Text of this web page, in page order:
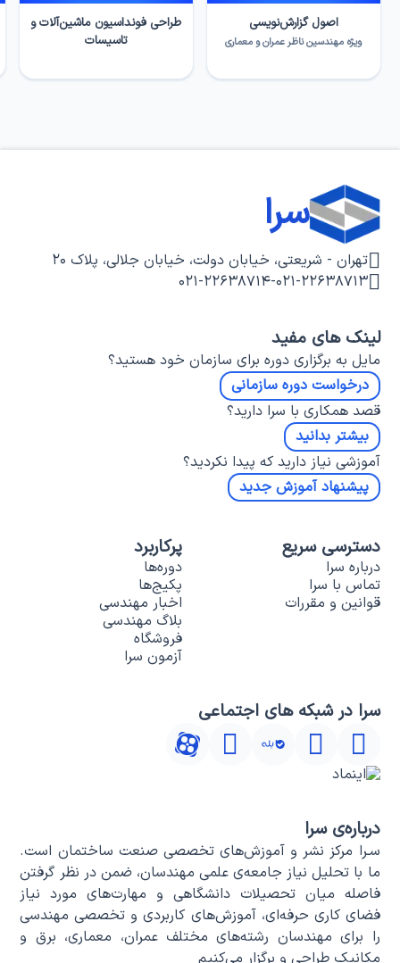
اصول گزارش‌نویسی
ویژه مهندسین ناظر عمران و معماری
طراحی فونداسیون ماشین‌آلات و
تاسیسات
سرا
تهران - شریعتی، خیابان دولت، خیابان جلالی، پلاک ۲۰
۰۲۱-۲۲۶۳۸۷۱۳-۰۲۱-۲۲۶۳۸۷۱۴
لینک های مفید
مایل به برگزاری دوره برای سازمان خود هستید؟
درخواست دوره سازمانی
قصد همکاری با سرا دارید؟
بیشتر بدانید
آموزشی نیاز دارید که پیدا نکردید؟
پیشنهاد آموزش جدید
دسترسی سریع
درباره سرا
تماس با سرا
قوانین و مقررات
پرکاربرد
دوره‌ها
پکیج‌ها
اخبار مهندسی
بلاگ مهندسی
فروشگاه
آزمون سرا
سرا در شبکه های اجتماعی
درباره‌ی سرا
سـرا مرکز نشر و آموزش‌های تخصصی صنعت ساختمان است.
ما با تحلیل نیاز جامعه‌ی علمی مهندسان، ضمن در نظر گرفتن
فاصله میان تحصیلات دانشگاهی و مهارت‌های مورد نیاز
فضای کاری حرفه‌ای، آموزش‌های کاربردی و تخصصی مهندسی
را برای مهندسان رشته‌های مختلف عمران، معماری، برق و